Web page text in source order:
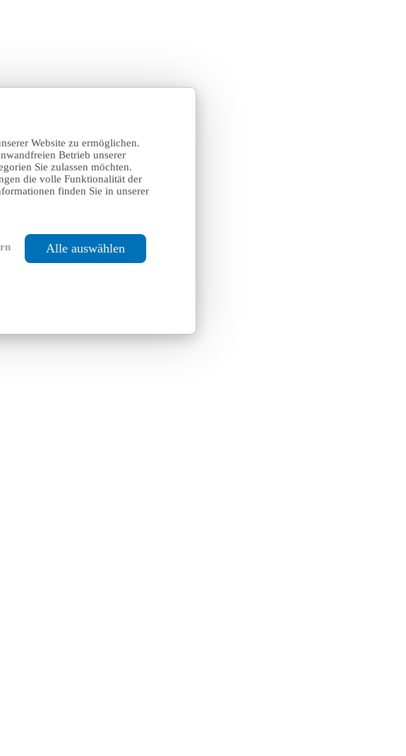
Website zu ermöglichen.
Betrieb unserer
Sie zulassen möchten.
die volle Funktionalität der
finden Sie in unserer
Alle auswählen